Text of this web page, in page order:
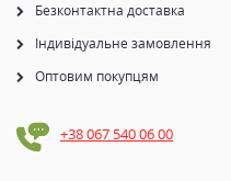
Безконтактна доставка
Індивідуальне замовлення
Оптовим покупцям
+38 067 540 06 00